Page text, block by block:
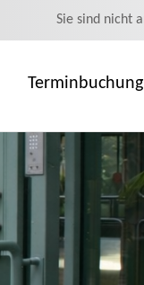
Sie sind nicht
Terminbuchung